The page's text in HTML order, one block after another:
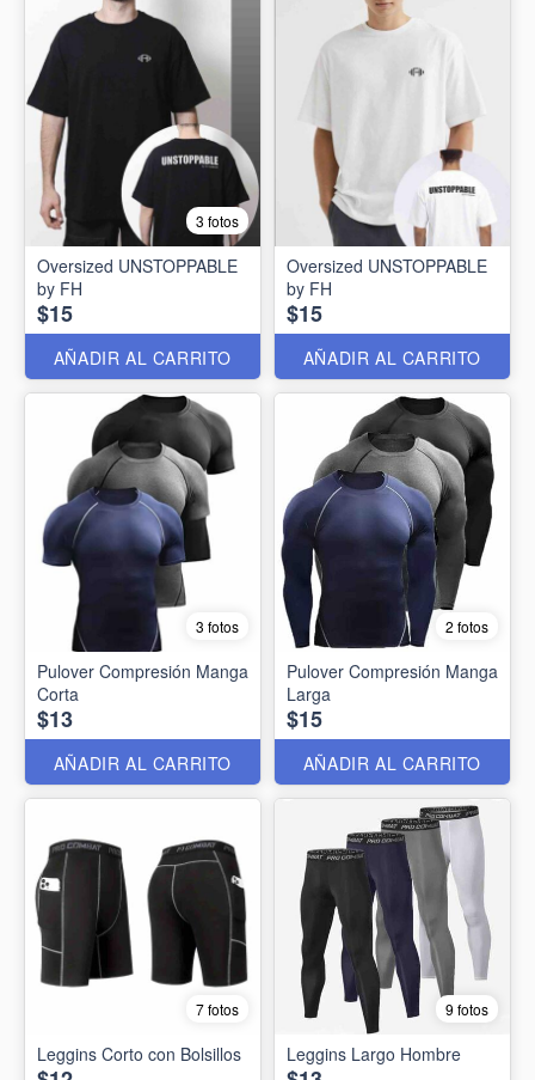
3 fotos
Oversized UNSTOPPABLE
by FH
$15
AÑADIR AL CARRITO
Oversized UNSTOPPABLE
by FH
$15
AÑADIR AL CARRITO
3 fotos
Pulover Compresión Manga
Corta
$13
AÑADIR AL CARRITO
2 fotos
Pulover Compresión Manga
Larga
$15
AÑADIR AL CARRITO
7 fotos
Leggins Corto con Bolsillos
9 fotos
Leggins Largo Hombre